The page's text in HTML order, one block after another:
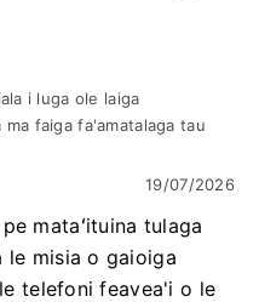
i luga ole laiga
faiga fa'amatalaga tau
19/07/2026
mataʻituina tulaga
le misia o gaioiga
telefoni feavea'i o le